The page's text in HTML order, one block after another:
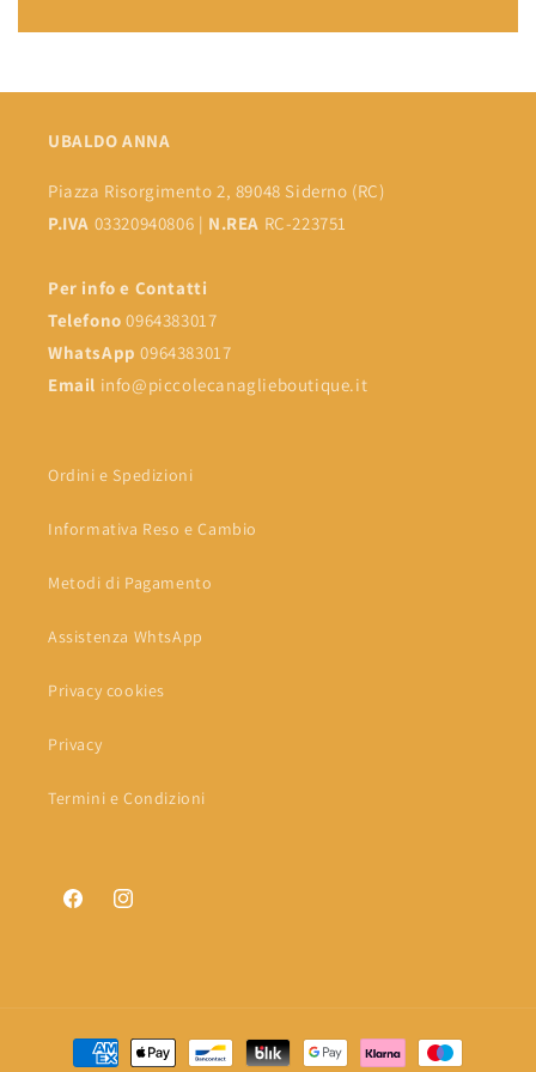
UBALDO ANNA
Piazza Risorgimento 2, 89048 Siderno (RC)
P.IVA 03320940806 | N.REA RC-223751
Per info e Contatti
Telefono 0964383017
WhatsApp0964383017
Email info@piccolecanaglieboutique.it
Ordini e Spedizioni
Informativa Reso e Cambio
Metodi di Pagamento
Assistenza WhtsApp
Privacy cookies
Privacy
Termini e Condizioni
FacebookInstagram
Metodi